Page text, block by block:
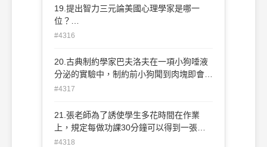
19.提出智力三元論美國心理學家是哪一
位？
(A)Sternberg(B)Spearman(C)Mayer(D)Th
#4316
20.古典制約學家巴夫洛夫在一項小狗唾液
分泌的實驗中，制約前小狗聞到肉塊即會本
能地分泌唾液，但對於鈴聲則無反應；在經
反應。制約前的小狗分泌唾液是一種。(A)
非制約反應 (B)制約反應 (C)中性刺激或一
#4317
21.張老師為了誘使學生多花時間在作業
上，規定每做功課30分鐘可以得到一張貼
紙，收集滿3張即可得到鉛筆一支做為獎
#4318